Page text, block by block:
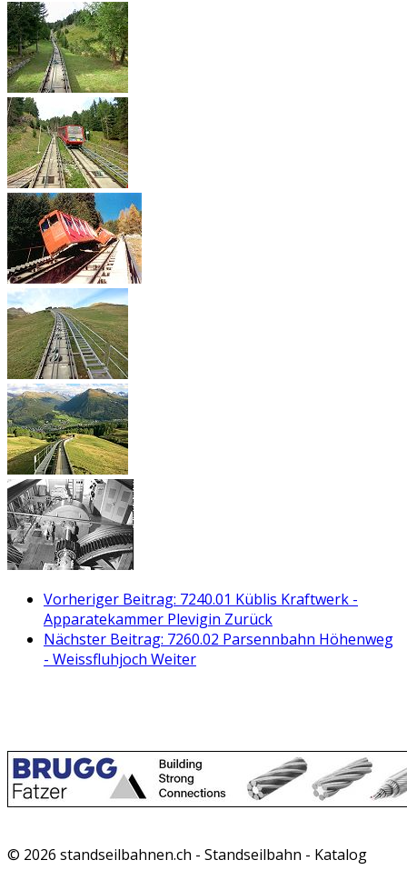
Vorheriger Beitrag: 7240.01 Küblis Kraftwerk -
Apparatekammer Plevigin Zurück
Nächster Beitrag: 7260.02 Parsennbahn Höhenweg
- Weissfluhjoch Weiter
© 2026 standseilbahnen.ch - Standseilbahn - Katalog